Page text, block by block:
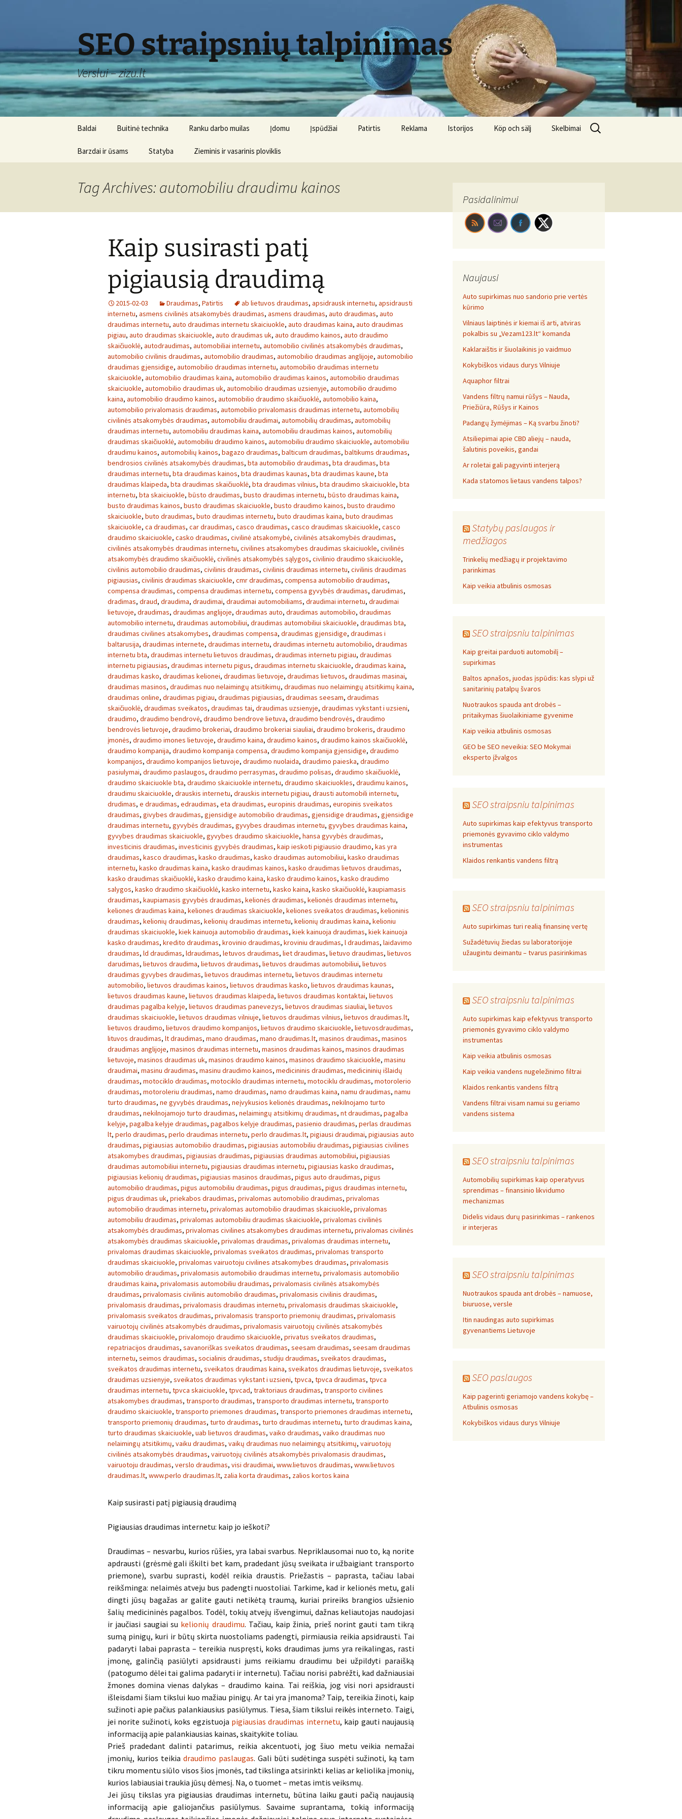
SEO straipsnių talpinimas
Verslui – zizu.lt
Baldai Buitinė technika Ranku darbo muilas Įdomu Įspūdžiai Patirtis Reklama Istorijos Köp och sälj Skelbimai
Barzdai ir ūsams Statyba Zieminis ir vasarinis ploviklis
Search
for:
Tag Archives: automobiliu draudimu kainos
Kaip susirasti patį
pigiausią draudimą
2015-02-03 Draudimas, Patirtis ab lietuvos draudimas, apsidrausk internetu, apsidrausti
internetu, asmens civilinės atsakomybės draudimas, asmens draudimas, auto draudimas, auto
draudimas internetu, auto draudimas internetu skaiciuokle, auto draudimas kaina, auto draudimas
pigiau, auto draudimas skaiciuokle, auto draudimas uk, auto draudimo kainos, auto draudimo
skaičiuoklė, autodraudimas, automobiliai internetu, automobilio civilinės atsakomybės draudimas,
automobilio civilinis draudimas, automobilio draudimas, automobilio draudimas anglijoje, automobilio
draudimas gjensidige, automobilio draudimas internetu, automobilio draudimas internetu
skaiciuokle, automobilio draudimas kaina, automobilio draudimas kainos, automobilio draudimas
skaiciuokle, automobilio draudimas uk, automobilio draudimas uzsienyje, automobilio draudimo
kaina, automobilio draudimo kainos, automobilio draudimo skaičiuoklė, automobilio kaina,
automobilio privalomasis draudimas, automobilio privalomasis draudimas internetu, automobilių
civilinės atsakomybės draudimas, automobiliu draudimai, automobilių draudimas, automobilių
draudimas internetu, automobiliu draudimas kaina, automobiliu draudimas kainos, automobilių
draudimas skaičiuoklė, automobiliu draudimo kainos, automobiliu draudimo skaiciuokle, automobiliu
draudimu kainos, automobilių kainos, bagazo draudimas, balticum draudimas, baltikums draudimas,
bendrosios civilinės atsakomybės draudimas, bta automobilio draudimas, bta draudimas, bta
draudimas internetu, bta draudimas kainos, bta draudimas kaunas, bta draudimas kaune, bta
draudimas klaipeda, bta draudimas skaičiuoklė, bta draudimas vilnius, bta draudimo skaiciuokle, bta
internetu, bta skaiciuokle, būsto draudimas, busto draudimas internetu, būsto draudimas kaina,
busto draudimas kainos, busto draudimas skaiciuokle, busto draudimo kainos, busto draudimo
skaiciuokle, buto draudimas, buto draudimas internetu, buto draudimas kaina, buto draudimas
skaiciuokle, ca draudimas, car draudimas, casco draudimas, casco draudimas skaiciuokle, casco
draudimo skaiciuokle, casko draudimas, civilinė atsakomybė, civilinės atsakomybės draudimas,
civilinės atsakomybės draudimas internetu, civilines atsakomybes draudimas skaiciuokle, civilinės
atsakomybės draudimo skaičiuoklė, civilinės atsakomybės sąlygos, civilinio draudimo skaiciuokle,
civilinis automobilio draudimas, civilinis draudimas, civilinis draudimas internetu, civilinis draudimas
pigiausias, civilinis draudimas skaiciuokle, cmr draudimas, compensa automobilio draudimas,
compensa draudimas, compensa draudimas internetu, compensa gyvybės draudimas, darudimas,
dradimas, draud, draudima, draudimai, draudimai automobiliams, draudimai internetu, draudimai
lietuvoje, draudimas, draudimas anglijoje, draudimas auto, draudimas automobilio, draudimas
automobilio internetu, draudimas automobiliui, draudimas automobiliui skaiciuokle, draudimas bta,
draudimas civilines atsakomybes, draudimas compensa, draudimas gjensidige, draudimas i
baltarusija, draudimas internete, draudimas internetu, draudimas internetu automobilio, draudimas
internetu bta, draudimas internetu lietuvos draudimas, draudimas internetu pigiau, draudimas
internetu pigiausias, draudimas internetu pigus, draudimas internetu skaiciuokle, draudimas kaina,
draudimas kasko, draudimas kelionei, draudimas lietuvoje, draudimas lietuvos, draudimas masinai,
draudimas masinos, draudimas nuo nelaimingų atsitikimų, draudimas nuo nelaimingų atsitikimų kaina,
draudimas online, draudimas pigiau, draudimas pigiausias, draudimas seesam, draudimas
skaičiuoklė, draudimas sveikatos, draudimas tai, draudimas uzsienyje, draudimas vykstant i uzsieni,
draudimo, draudimo bendrovė, draudimo bendrove lietuva, draudimo bendrovės, draudimo
bendrovės lietuvoje, draudimo brokeriai, draudimo brokeriai siauliai, draudimo brokeris, draudimo
įmonės, draudimo imones lietuvoje, draudimo kaina, draudimo kainos, draudimo kainos skaičiuoklė,
draudimo kompanija, draudimo kompanija compensa, draudimo kompanija gjensidige, draudimo
kompanijos, draudimo kompanijos lietuvoje, draudimo nuolaida, draudimo paieska, draudimo
pasiulymai, draudimo paslaugos, draudimo perrasymas, draudimo polisas, draudimo skaičiuoklė,
draudimo skaiciuokle bta, draudimo skaiciuokle internetu, draudimo skaiciuokles, draudimu kainos,
draudimu skaiciuokle, drauskis internetu, drauskis internetu pigiau, drausti automobili internetu,
drudimas, e draudimas, edraudimas, eta draudimas, europinis draudimas, europinis sveikatos
draudimas, givybes draudimas, gjensidige automobilio draudimas, gjensidige draudimas, gjensidige
draudimas internetu, gyvybės draudimas, gyvybes draudimas internetu, gyvybes draudimas kaina,
gyvybes draudimas skaiciuokle, gyvybes draudimo skaiciuokle, hansa gyvybės draudimas,
investicinis draudimas, investicinis gyvybės draudimas, kaip ieskoti pigiausio draudimo, kas yra
draudimas, kasco draudimas, kasko draudimas, kasko draudimas automobiliui, kasko draudimas
internetu, kasko draudimas kaina, kasko draudimas kainos, kasko draudimas lietuvos draudimas,
kasko draudimas skaičiuoklė, kasko draudimo kaina, kasko draudimo kainos, kasko draudimo
salygos, kasko draudimo skaičiuoklė, kasko internetu, kasko kaina, kasko skaičiuoklė, kaupiamasis
draudimas, kaupiamasis gyvybės draudimas, kelionės draudimas, kelionės draudimas internetu,
keliones draudimas kaina, keliones draudimas skaiciuokle, keliones sveikatos draudimas, kelioninis
draudimas, kelionių draudimas, kelionių draudimas internetu, kelionių draudimas kaina, kelioniu
draudimas skaiciuokle, kiek kainuoja automobilio draudimas, kiek kainuoja draudimas, kiek kainuoja
kasko draudimas, kredito draudimas, krovinio draudimas, kroviniu draudimas, l draudimas, laidavimo
draudimas, ld draudimas, ldraudimas, letuvos draudimas, liet draudimas, lietuvo draudimas, lietuvos
darudimas, lietuvos draudima, lietuvos draudimas, lietuvos draudimas automobiliui, lietuvos
draudimas gyvybes draudimas, lietuvos draudimas internetu, lietuvos draudimas internetu
automobilio, lietuvos draudimas kainos, lietuvos draudimas kasko, lietuvos draudimas kaunas,
lietuvos draudimas kaune, lietuvos draudimas klaipeda, lietuvos draudimas kontaktai, lietuvos
draudimas pagalba kelyje, lietuvos draudimas panevezys, lietuvos draudimas siauliai, lietuvos
draudimas skaiciuokle, lietuvos draudimas vilniuje, lietuvos draudimas vilnius, lietuvos draudimas.lt,
lietuvos draudimo, lietuvos draudimo kompanijos, lietuvos draudimo skaiciuokle, lietuvosdraudimas,
lituvos draudimas, lt draudimas, mano draudimas, mano draudimas.lt, masinos draudimas, masinos
draudimas anglijoje, masinos draudimas internetu, masinos draudimas kainos, masinos draudimas
lietuvoje, masinos draudimas uk, masinos draudimo kainos, masinos draudimo skaiciuokle, masinu
draudimai, masinu draudimas, masinu draudimo kainos, medicininis draudimas, medicininių išlaidų
draudimas, motociklo draudimas, motociklo draudimas internetu, motociklu draudimas, motorolerio
draudimas, motoroleriu draudimas, namo draudimas, namo draudimas kaina, namu draudimas, namu
turto draudimas, ne gyvybės draudimas, neįvykusios kelionės draudimas, nekilnojamo turto
draudimas, nekilnojamojo turto draudimas, nelaimingų atsitikimų draudimas, nt draudimas, pagalba
kelyje, pagalba kelyje draudimas, pagalbos kelyje draudimas, pasienio draudimas, perlas draudimas
lt, perlo draudimas, perlo draudimas internetu, perlo draudimas.lt, pigiausi draudimai, pigiausias auto
draudimas, pigiausias automobilio draudimas, pigiausias automobiliu draudimas, pigiausias civilines
atsakomybes draudimas, pigiausias draudimas, pigiausias draudimas automobiliui, pigiausias
draudimas automobiliui internetu, pigiausias draudimas internetu, pigiausias kasko draudimas,
pigiausias kelionių draudimas, pigiausias masinos draudimas, pigus auto draudimas, pigus
automobilio draudimas, pigus automobiliu draudimas, pigus draudimas, pigus draudimas internetu,
pigus draudimas uk, priekabos draudimas, privalomas automobilio draudimas, privalomas
automobilio draudimas internetu, privalomas automobilio draudimas skaiciuokle, privalomas
automobiliu draudimas, privalomas automobiliu draudimas skaiciuokle, privalomas civilinės
atsakomybės draudimas, privalomas civilines atsakomybes draudimas internetu, privalomas civilinės
atsakomybės draudimas skaiciuokle, privalomas draudimas, privalomas draudimas internetu,
privalomas draudimas skaiciuokle, privalomas sveikatos draudimas, privalomas transporto
draudimas skaiciuokle, privalomas vairuotoju civilines atsakomybes draudimas, privalomasis
automobilio draudimas, privalomasis automobilio draudimas internetu, privalomasis automobilio
draudimas kaina, privalomasis automobiliu draudimas, privalomasis civilinės atsakomybės
draudimas, privalomasis civilinis automobilio draudimas, privalomasis civilinis draudimas,
privalomasis draudimas, privalomasis draudimas internetu, privalomasis draudimas skaiciuokle,
privalomasis sveikatos draudimas, privalomasis transporto priemonių draudimas, privalomasis
vairuotojų civilinės atsakomybės draudimas, privalomasis vairuotojų civilinės atsakomybės
draudimas skaiciuokle, privalomojo draudimo skaiciuokle, privatus sveikatos draudimas,
repatriacijos draudimas, savanoriškas sveikatos draudimas, seesam draudimas, seesam draudimas
internetu, seimos draudimas, socialinis draudimas, studiju draudimas, sveikatos draudimas,
sveikatos draudimas internetu, sveikatos draudimas kaina, sveikatos draudimas lietuvoje, sveikatos
draudimas uzsienyje, sveikatos draudimas vykstant i uzsieni, tpvca, tpvca draudimas, tpvca
draudimas internetu, tpvca skaiciuokle, tpvcad, traktoriaus draudimas, transporto civilines
atsakomybes draudimas, transporto draudimas, transporto draudimas internetu, transporto
draudimo skaiciuokle, transporto priemones draudimas, transporto priemones draudimas internetu,
transporto priemonių draudimas, turto draudimas, turto draudimas internetu, turto draudimas kaina,
turto draudimas skaiciuokle, uab lietuvos draudimas, vaiko draudimas, vaiko draudimas nuo
nelaimingų atsitikimų, vaiku draudimas, vaikų draudimas nuo nelaimingų atsitikimų, vairuotojų
civilinės atsakomybės draudimas, vairuotojų civilinės atsakomybės privalomasis draudimas,
vairuotoju draudimas, verslo draudimas, visi draudimai, www.lietuvos draudimas, www.lietuvos
draudimas.lt, www.perlo draudimas.lt, zalia korta draudimas, zalios kortos kaina
Kaip susirasti patį pigiausią draudimą
Pigiausias draudimas internetu: kaip jo ieškoti?
Draudimas – nesvarbu, kurios rūšies, yra labai svarbus. Nepriklausomai nuo to, ką norite
apdrausti (grėsmė gali iškilti bet kam, pradedant jūsų sveikata ir užbaigiant transporto
priemone), svarbu suprasti, kodėl reikia draustis. Priežastis – paprasta, tačiau labai
reikšminga: nelaimės atveju bus padengti nuostoliai. Tarkime, kad ir kelionės metu, gali
dingti jūsų bagažas ar galite gauti netikėtą traumą, kuriai prireiks brangios užsienio
šalių medicininės pagalbos. Todėl, tokių atvejų išvengimui, dažnas keliautojas naudojasi
ir jaučiasi saugiai su kelionių draudimu. Tačiau, kaip žinia, prieš norint gauti tam tikrą
sumą pinigų, kuri ir būtų skirta nuostoliams padengti, pirmiausia reikia apsidrausti. Tai
padaryti labai paprasta – tereikia nuspręsti, koks draudimas jums yra reikalingas, rasti
įmonę, galinčią pasiūlyti apsidrausti jums reikiamu draudimu bei užpildyti paraišką
(patogumo dėlei tai galima padaryti ir internetu). Tačiau norisi pabrėžti, kad dažniausiai
žmones domina vienas dalykas – draudimo kaina. Tai reiškia, jog visi nori apsidrausti
išleisdami šiam tikslui kuo mažiau pinigų. Ar tai yra įmanoma? Taip, tereikia žinoti, kaip
sužinoti apie pačius palankiausius pasiūlymus. Tiesa, šiam tikslui reikės interneto. Taigi,
jei norite sužinoti, koks egzistuoja pigiausias draudimas internetu, kaip gauti naujausią
informaciją apie palankiausias kainas, skaitykite toliau.
Prieš pradedant dalinti patarimus, reikia akcentuoti, jog šiuo metu veikia nemažai
įmonių, kurios teikia draudimo paslaugas. Gali būti sudėtinga suspėti sužinoti, ką tam
tikru momentu siūlo visos šios įmonės, tad tikslinga atsirinkti kelias ar keliolika įmonių,
kurios labiausiai traukia jūsų dėmesį. Na, o tuomet – metas imtis veiksmų.
Jei jūsų tikslas yra pigiausias draudimas internetu, būtina laiku gauti pačią naujausią
informaciją apie galiojančius pasiūlymus. Savaime suprantama, tokią informaciją
Pasidalinimui
Naujausi
Auto supirkimas nuo sandorio prie vertės
kūrimo
Vilniaus laiptinės ir kiemai iš arti, atviras
pokalbis su „Vezam123.lt“ komanda
Kaklaraištis ir šiuolaikinis jo vaidmuo
Kokybiškos vidaus durys Vilniuje
Aquaphor filtrai
Vandens filtrų namui rūšys – Nauda,
Priežiūra, Rūšys ir Kainos
Padangų žymėjimas – Ką svarbu žinoti?
Atsiliepimai apie CBD aliejų – nauda,
šalutinis poveikis, gandai
Ar roletai gali pagyvinti interjerą
Kada statomos lietaus vandens talpos?
Statybų paslaugos ir
medžiagos
Trinkelių medžiagų ir projektavimo
parinkimas
Kaip veikia atbulinis osmosas
SEO straipsniu talpinimas
Kaip greitai parduoti automobilį –
supirkimas
Baltos apnašos, juodas įspūdis: kas slypi už
sanitarinių patalpų švaros
Nuotraukos spauda ant drobės –
pritaikymas šiuolaikiniame gyvenime
Kaip veikia atbulinis osmosas
GEO be SEO neveikia: SEO Mokymai
eksperto įžvalgos
SEO straipsniu talpinimas
Auto supirkimas kaip efektyvus transporto
priemonės gyvavimo ciklo valdymo
instrumentas
Klaidos renkantis vandens filtrą
SEO straipsniu talpinimas
Auto supirkimas turi realią finansinę vertę
Sužadėtuvių žiedas su laboratorijoje
užaugintu deimantu – tvarus pasirinkimas
SEO straipsniu talpinimas
Auto supirkimas kaip efektyvus transporto
priemonės gyvavimo ciklo valdymo
instrumentas
Kaip veikia atbulinis osmosas
Kaip veikia vandens nugeležinimo filtrai
Klaidos renkantis vandens filtrą
Vandens filtrai visam namui su geriamo
vandens sistema
SEO straipsniu talpinimas
Automobilių supirkimas kaip operatyvus
sprendimas – finansinio likvidumo
mechanizmas
Didelis vidaus durų pasirinkimas – rankenos
ir interjeras
SEO straipsniu talpinimas
Nuotraukos spauda ant drobės – namuose,
biuruose, versle
Itin naudingas auto supirkimas
gyvenantiems Lietuvoje
SEO paslaugos
Kaip pagerinti geriamojo vandens kokybę –
Atbulinis osmosas
Kokybiškos vidaus durys Vilniuje